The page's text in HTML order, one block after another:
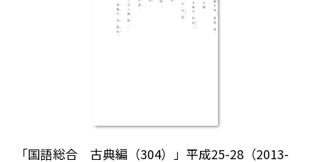
「国語総合 古典編（304）」平成25-28（2013-